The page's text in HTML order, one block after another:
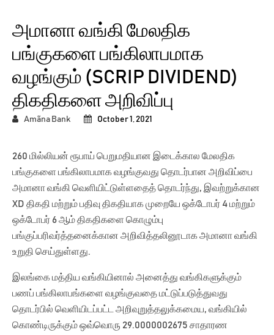
அமானா வங்கி மேலதிக
பங்குகளை பங்கிலாபமாக
வழங்கும் (SCRIP DIVIDEND)
திகதிகளை அறிவிப்பு
Amãna Bank October 1, 2021
260 மில்லியன் ரூபாய் பெறுமதியான இடைக்கால மேலதிக
பங்குகளை பங்கிலாபமாக வழங்குவது தொடர்பான அறிவிப்பை
அமானா வங்கி வெளியிட்டுள்ளதைத் தொடர்ந்து, இவற்றுக்கான
XD திகதி மற்றும் பதிவு திகதியாக முறையே ஒக்டோபர் 4 மற்றும்
ஒக்டோபர் 6 ஆம் திகதிகளை கொழும்பு
பங்குப்பரிவர்த்தனைக்கான அறிவித்தலினூடாக அமானா வங்கி
உறுதி செய்துள்ளது.
இலங்கை மத்திய வங்கியினால் அனைத்து வங்கிகளுக்கும்
பணப் பங்கிலாபங்களை வழங்குவதை மட்டுப்படுத்துவது
தொடர்பில் வெளியிடப்பட்ட அறிவுறுத்தலுக்கமைய, வங்கியில்
கொண்டிருக்கும் ஒவ்வொரு 29.0000002675 சாதாரண